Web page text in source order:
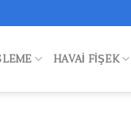
HAVAI FIŞEK